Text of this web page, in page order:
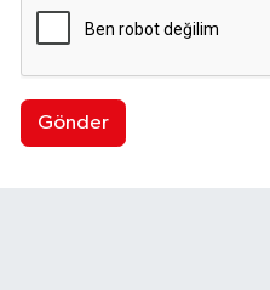
Gönder